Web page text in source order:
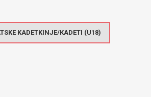
KADETKINJE/KADETI (U18)